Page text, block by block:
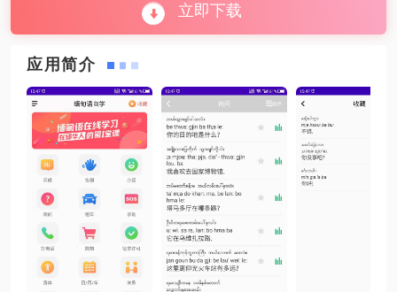
立即下载
应用简介